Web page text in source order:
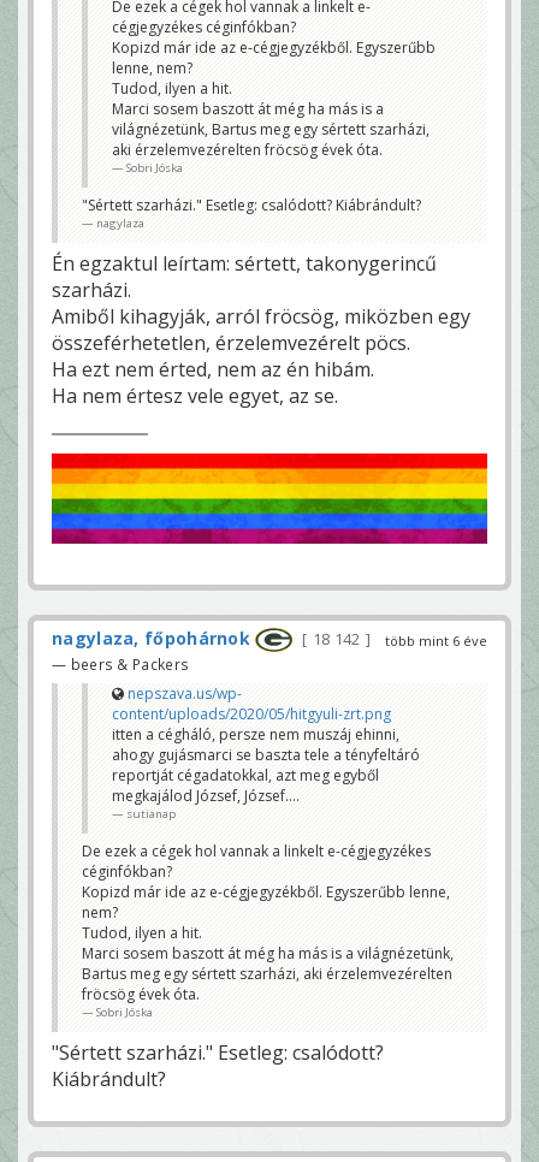
cégadatokkal, azt meg egyből megkajálod József,
József....
sutianap
De ezek a cégek hol vannak a linkelt e-
cégjegyzékes céginfókban?
Kopizd már ide az e-cégjegyzékből. Egyszerűbb
lenne, nem?
Tudod, ilyen a hit.
Marci sosem baszott át még ha más is a
világnézetünk, Bartus meg egy sértett szarházi,
aki érzelemvezérelten fröcsög évek óta.
Sobri Jóska
"Sértett szarházi." Esetleg: csalódott? Kiábrándult?
nagylaza
Én egzaktul leírtam: sértett, takonygerincű
szarházi.
Amiből kihagyják, arról fröcsög, miközben egy
összeférhetetlen, érzelemvezérelt pöcs.
Ha ezt nem érted, nem az én hibám.
Ha nem értesz vele egyet, az se.
több mint 6 éve
nagylaza, főpohárnok 18 142
— beers & Packers
nepszava.us/wp-
content/uploads/2020/05/hitgyuli-zrt.png
itten a cégháló, persze nem muszáj ehinni,
ahogy gujásmarci se baszta tele a tényfeltáró
reportját cégadatokkal, azt meg egyből
megkajálod József, József....
sutianap
De ezek a cégek hol vannak a linkelt e-cégjegyzékes
céginfókban?
Kopizd már ide az e-cégjegyzékből. Egyszerűbb lenne,
nem?
Tudod, ilyen a hit.
Marci sosem baszott át még ha más is a világnézetünk,
Bartus meg egy sértett szarházi, aki érzelemvezérelten
fröcsög évek óta.
Sobri Jóska
"Sértett szarházi." Esetleg: csalódott?
Kiábrándult?